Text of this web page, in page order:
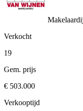
Verkocht
19
Gem. prijs
€ 503.000
Verkooptijd